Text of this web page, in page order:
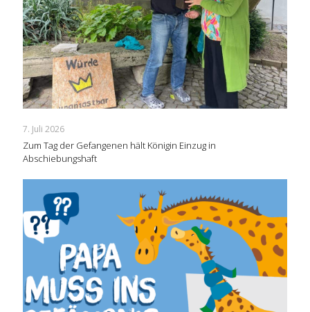
7. Juli 2026
Zum Tag der Gefangenen hält Königin Einzug in
Abschiebungshaft